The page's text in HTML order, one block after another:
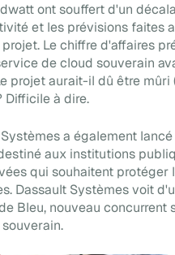
ont souffert d'un
et les prévisions faites
Le chiffre d'affaires
de cloud souverain
projet aurait-il dû être mûri
Difficile à dire.
a également lancé
aux institutions
qui souhaitent protéger
Dassault Systèmes voit
Bleu, nouveau concurrent